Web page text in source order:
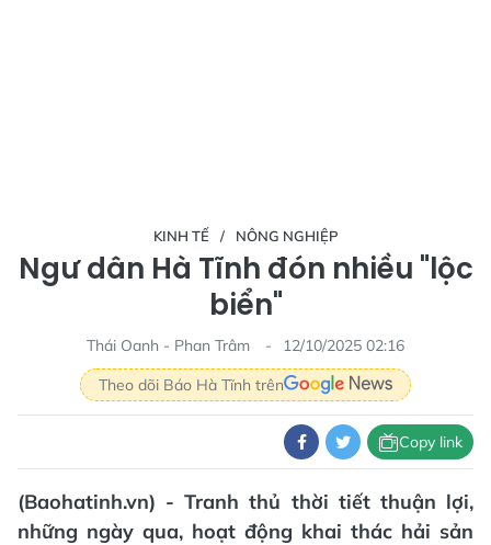
KINH TẾ NÔNG NGHIỆP
Ngư dân Hà Tĩnh đón nhiều "lộc
biển"
Thái Oanh - Phan Trâm
12/10/2025 02:16
Theo dõi Báo Hà Tĩnh trên
Copy link
(Baohatinh.vn) - Tranh thủ thời tiết thuận lợi,
những ngày qua, hoạt động khai thác hải sản